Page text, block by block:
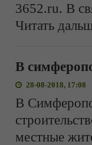
3652.ru. В
Читать
В
28-08-2018, 17:08
В
местные